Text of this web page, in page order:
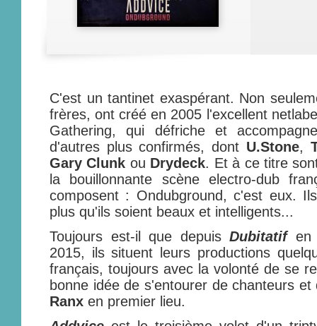
C'est un tantinet exaspérant. Non
frères, ont créé en 2005 l'excellent
Gathering, qui défriche et
d'autres plus confirmés, dont U.Stone,
Gary Clunk ou Drydeck. Et à ce titre
la bouillonnante scène electro-dub
composent : Ondubground, c'est eux.
plus qu'ils soient beaux et intelligents...
Toujours est-il que depuisDubitatifen
2015, ils situent leurs productions
français, toujours avec la volonté de se
bonne idée de s'entourer de chanteurs
Ranx en premier lieu.